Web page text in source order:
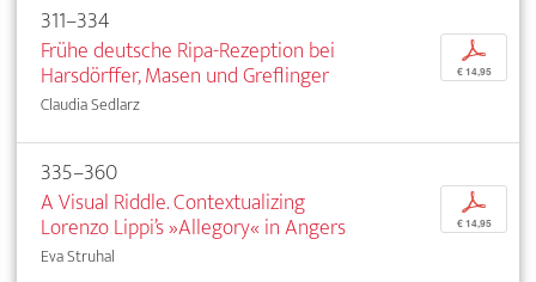
311–334
Frühe deutsche Ripa-Rezeption bei
Harsdörffer, Masen und Greflinger
Claudia Sedlarz
p
€ 14,95
335–360
A Visual Riddle. Contextualizing
Lorenzo Lippi’s »Allegory« in Angers
Eva Struhal
p
€ 14,95